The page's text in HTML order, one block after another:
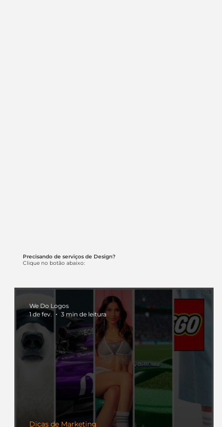
Precisando de serviços de Design?
Clique no botão abaixo:
Dicas de Marketing
We Do Logos
1 de fev.
3 min de leitura